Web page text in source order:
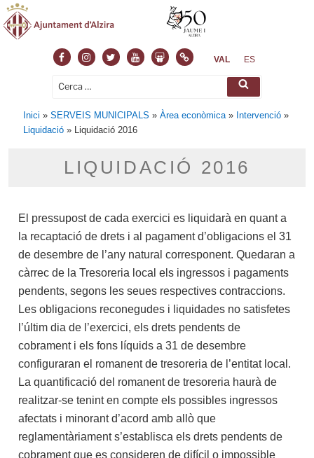
VAL ES
Inici »SERVEIS MUNICIPALS »Àrea econòmica » Intervenció »
Liquidació » Liquidació 2016
LIQUIDACIÓ 2016
El pressupost de cada exercici es liquidarà en quant a
la recaptació de drets i al pagament d’obligacions el 31
de desembre de l’any natural corresponent. Quedaran a
càrrec de la Tresoreria local els ingressos i pagaments
pendents, segons les seues respectives contraccions.
Les obligacions reconegudes i liquidades no satisfetes
l’últim dia de l’exercici, els drets pendents de
cobrament i els fons líquids a 31 de desembre
configuraran el romanent de tresoreria de l’entitat local.
La quantificació del romanent de tresoreria haurà de
realitzar-se tenint en compte els possibles ingressos
afectats i minorant d’acord amb allò que
reglamentàriament s’establisca els drets pendents de
cobrament que es consideren de difícil o impossible